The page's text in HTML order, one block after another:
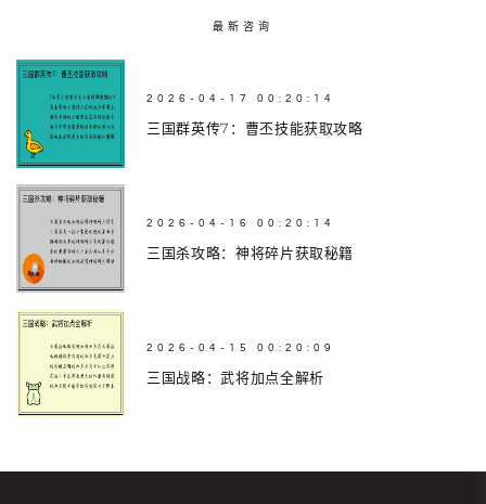
最新咨询
2026-04-17 00:20:14
三国群英传7：曹丕技能获取攻略
2026-04-16 00:20:14
三国杀攻略：神将碎片获取秘籍
2026-04-15 00:20:09
三国战略：武将加点全解析